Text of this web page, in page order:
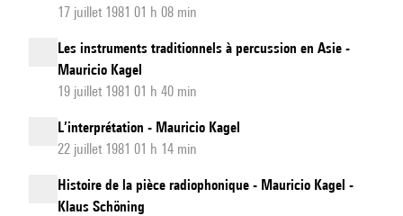
17 juillet 1981 01 h 08 min
Les instruments traditionnels à percussion en Asie -
Mauricio Kagel
19 juillet 1981 01 h 40 min
L’interprétation - Mauricio Kagel
22 juillet 1981 01 h 14 min
Histoire de la pièce radiophonique - Mauricio Kagel -
Klaus Schöning